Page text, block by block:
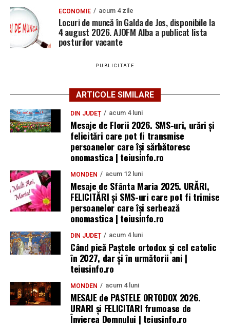
ECONOMIE acum 4 zile
Locuri de muncă în Galda de Jos, disponibile la
4 august 2026. AJOFM Alba a publicat lista
posturilor vacante
PUBLICITATE
ARTICOLE SIMILARE
DIN JUDEȚ acum 4 luni
Mesaje de Florii 2026. SMS-uri, urări și
felicitări care pot fi transmise
persoanelor care îşi sărbătoresc
onomastica | teiusinfo.ro
MONDEN acum 12 luni
Mesaje de Sfânta Maria 2025. URĂRI,
FELICITĂRI și SMS-uri care pot fi trimise
persoanelor care își serbează
onomastica | teiusinfo.ro
DIN JUDEȚ acum 4 luni
Când pică Paștele ortodox și cel catolic
în 2027, dar și în următorii ani |
teiusinfo.ro
MONDEN acum 4 luni
MESAJE de PASTELE ORTODOX 2026.
URARI și FELICITARI frumoase de
Învierea Domnului | teiusinfo.ro